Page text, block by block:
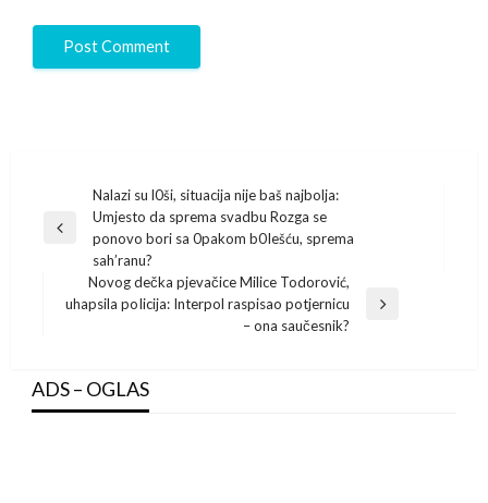
navigation
Previous
Nalazi su l0ši, situacija nije baš najbolja:
Umjesto da sprema svadbu Rozga se
ponovo bori sa 0pakom b0Iešću, sprema
sah’ranu?
Next
Novog dečka pjevačice Milice Todorović,
uhapsila poIicija: Interpol raspisao potjernicu
– ona saučesnik?
ADS – OGLAS